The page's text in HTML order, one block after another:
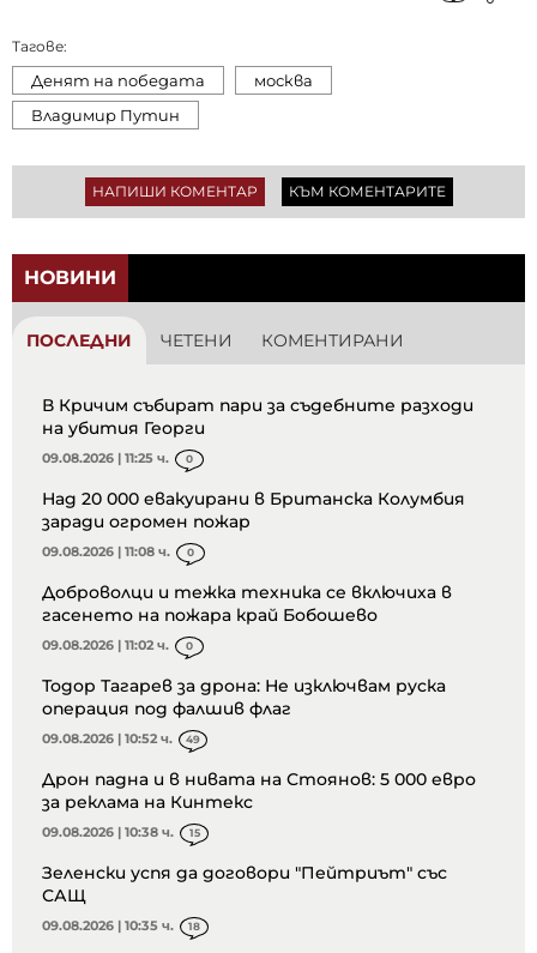
Тагове:
Денят на победата
москва
Владимир Путин
НАПИШИ КОМЕНТАР КЪМ КОМЕНТАРИТЕ
НОВИНИ
ПОСЛЕДНИ ЧЕТЕНИ КОМЕНТИРАНИ
В Кричим събират пари за съдебните разходи
на убития Георги
09.08.2026 | 11:25 ч. 0
Над 20 000 евакуирани в Британска Колумбия
заради огромен пожар
09.08.2026 | 11:08 ч. 0
Доброволци и тежка техника се включиха в
гасенето на пожара край Бобошево
09.08.2026 | 11:02 ч. 0
Тодор Тагарев за дрона: Не изключвам руска
операция под фалшив флаг
09.08.2026 | 10:52 ч. 49
Дрон падна и в нивата на Стоянов: 5 000 евро
за реклама на Кинтекс
09.08.2026 | 10:38 ч. 15
Зеленски успя да договори "Пейтриът" със
САЩ
09.08.2026 | 10:35 ч. 18